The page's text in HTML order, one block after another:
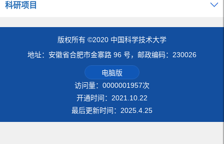
科研项目
版权所有 ©2020 中国科学技术大学
地址：安徽省合肥市金寨路 96 号，邮政编码：230026
电脑版
访问量： 0000001957次
开通时间： 2021 10 22
最后更新时间： 2025 4 25